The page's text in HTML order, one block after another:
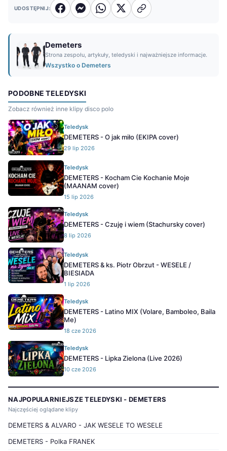
UDOSTĘPNIJ:
Demeters
Strona zespołu, artykuły, teledyski i najważniejsze informacje.
Wszystko o Demeters
PODOBNE TELEDYSKI
Zobacz również inne klipy disco polo
Teledysk
DEMETERS - O jak miło (EKIPA cover)
29 lip 2026
Teledysk
DEMETERS - Kocham Cie Kochanie Moje
(MAANAM cover)
15 lip 2026
Teledysk
DEMETERS - Czuję i wiem (Stachursky cover)
8 lip 2026
Teledysk
DEMETERS & ks. Piotr Obrzut - WESELE /
BIESIADA
1 lip 2026
Teledysk
DEMETERS - Latino MIX (Volare, Bamboleo, Baila
Me)
18 cze 2026
Teledysk
DEMETERS - Lipka Zielona (Live 2026)
10 cze 2026
NAJPOPULARNIEJSZE TELEDYSKI - DEMETERS
Najczęściej oglądane klipy
DEMETERS & ALVARO - JAK WESELE TO WESELE
DEMETERS - Polka FRANEK